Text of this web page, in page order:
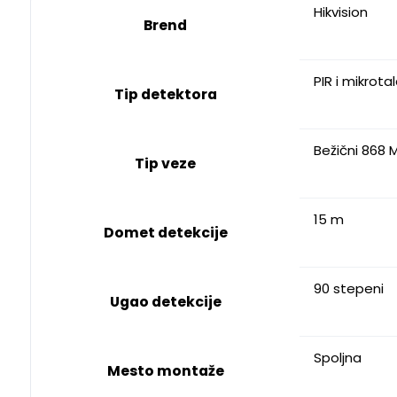
Brend
Hikvision
Tip detektora
PIR i
Tip veze
Bežični 868
Domet detekcije
15 m
Ugao detekcije
90 stepeni
Mesto montaže
Spoljna